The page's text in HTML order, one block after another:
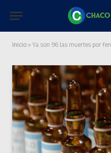
Inicio » Ya son 96 las muertes por